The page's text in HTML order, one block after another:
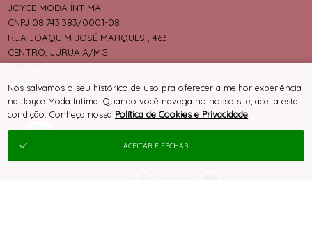
JOYCE MODA ÍNTIMA
CNPJ 08.743.383/0001-08
RUA JOAQUIM JOSÉ MARQUES , 463
CENTRO, JURUAIA/MG
CEP 37805000
WHATSAPP +55 (35) 99192-0104
vendas@joycemodaintima.com.br
Nós salvamos o seu histórico de uso pra oferecer a melhor experiência
na Joyce Moda Íntima. Quando você navega no nosso site, aceita esta
condição. Conheça nossa Política de Cookies e Privacidade
ACEITAR E FECHAR